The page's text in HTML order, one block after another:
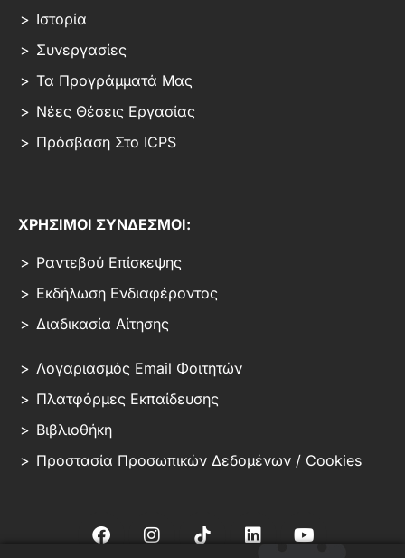
Ιστορία
Συνεργασίες
Τα Προγράμματά Μας
Νέες Θέσεις Εργασίας
Πρόσβαση Στο ICPS
ΧΡΗΣΙΜΟΙ ΣΥΝΔΕΣΜΟΙ:
Ραντεβού Επίσκεψης
Εκδήλωση Ενδιαφέροντος
Διαδικασία Αίτησης
Λογαριασμός Email Φοιτητών
Πλατφόρμες Εκπαίδευσης
Βιβλιοθήκη
Προστασία Προσωπικών Δεδομένων / Cookies